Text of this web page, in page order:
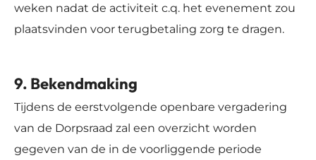
weken nadat de activiteit c.q. het evenement zou
plaatsvinden voor terugbetaling zorg te dragen.
9. Bekendmaking
Tijdens de eerstvolgende openbare vergadering
van de Dorpsraad zal een overzicht worden
gegeven van de in de voorliggende periode